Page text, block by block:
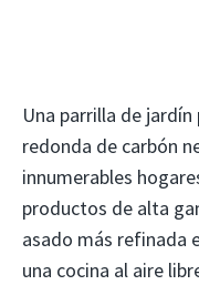
Una parrilla de
redonda de carbón
innumerables
productos de alta
asado más refinada
una cocina al aire